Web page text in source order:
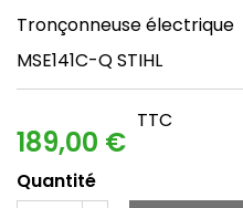
Tronçonneuse électrique
MSE141C-Q STIHL
189,00 €
TTC
Quantité